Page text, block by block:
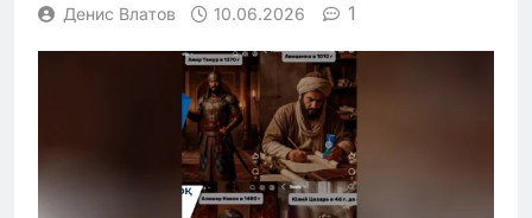
Денис Влатов 10.06.2026 1